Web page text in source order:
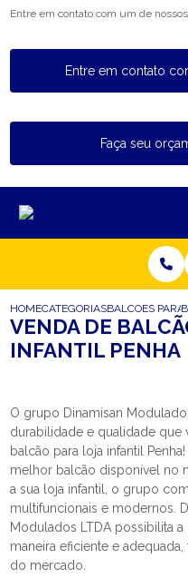
Entre em contato com um de
Entre em contato
Faça seu
HOMECATEGORIASBALCOES PARA
VENDA DE
INFANTIL PENHA
O grupo Dinamisan
durabilidade e qualidade
balcão para loja infantil
melhor balcão disponível no
a sua loja infantil, o grupo
multifuncionais e modernos.
Modulados LTDA possibilita
maneira eficiente e
do mercado.